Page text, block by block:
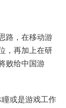
路，在移动游
，再加上在研
败给中国游
或是游戏工作